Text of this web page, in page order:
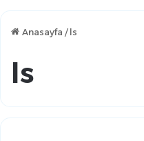
Anasayfa / ls
ls